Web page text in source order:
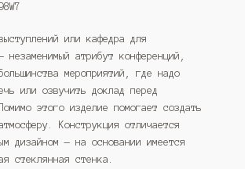
или кафедра для
незаменимый атрибут конференций,
мероприятий, где надо
или озвучить доклад перед
этого изделие помогает создать
Конструкция отличается
дизайном — на основании имеется
стеклянная стенка.